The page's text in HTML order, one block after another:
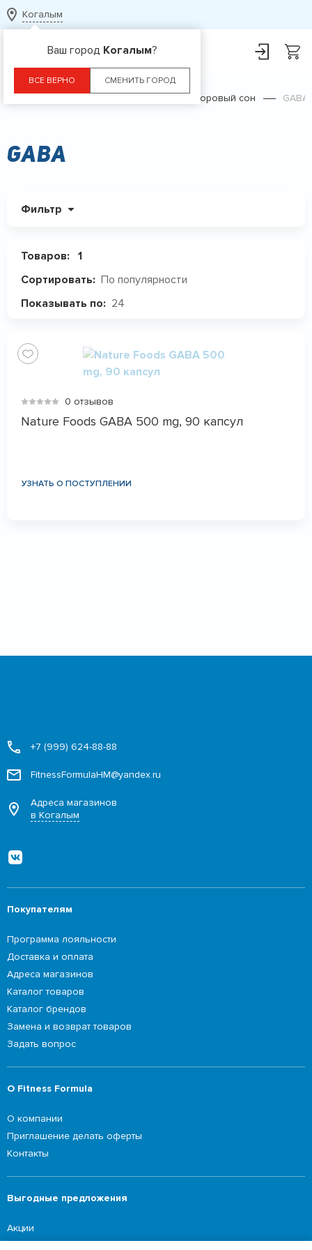
Когалым
Ваш город Когалым?
ВСЕ ВЕРНО СМЕНИТЬ ГОРОД
Здоровый сон GABA
GABA
Фильтр
Товаров:
1
Сортировать: По популярности
Показывать по: 24
0 отзывов
Nature Foods GABA 500 mg, 90 капсул
УЗНАТЬ О ПОСТУПЛЕНИИ
+7 (999) 624-88-88
FitnessFormulaHM@yandex.ru
Адреса магазинов
в Когалым
Покупателям
Программа лояльности
Доставка и оплата
Адреса магазинов
Каталог товаров
Каталог брендов
Замена и возврат товаров
Задать вопрос
О Fitness Formula
О компании
Приглашение делать оферты
Контакты
Выгодные предложения
Акции